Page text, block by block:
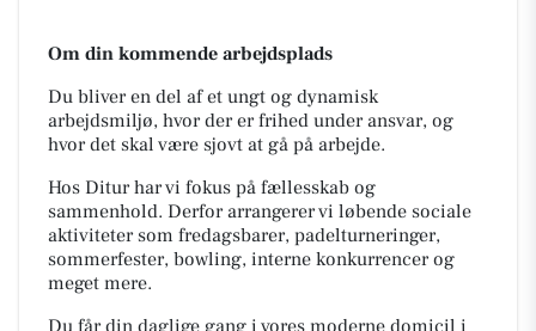
Om din kommende arbejdsplads
Du bliver en del af et ungt og dynamisk
arbejdsmiljø, hvor der er frihed under ansvar, og
hvor det skal være sjovt at gå på arbejde.
Hos Ditur har vi fokus på fællesskab og
sammenhold. Derfor arrangerer vi løbende sociale
aktiviteter som fredagsbarer, padelturneringer,
sommerfester, bowling, interne konkurrencer og
meget mere.
Du får din daglige gang i vores moderne domicil i